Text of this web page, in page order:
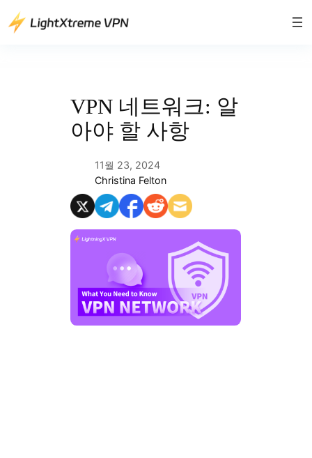
텐
VPN 네트워크: 알
아야 할 사항
11월 23, 2024
Christina Felton